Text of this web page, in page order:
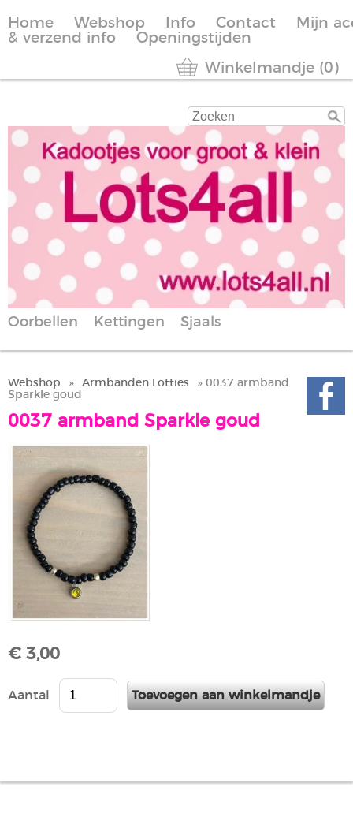
Home Webshop Info Contact
Mijn
& verzend info
Openingstijden
Winkelmandje (0)
Oorbellen Kettingen Sjaals
Webshop » Armbanden Lotties
» 0037 armband
Sparkle goud
0037 armband Sparkle goud
€ 3,00
Aantal